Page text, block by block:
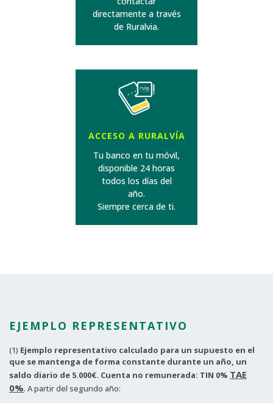
directamente a través
de Ruralvia.
ACCESO A RURALVÍA
Tu banco en tu móvil,
disponible 24 horas
todos los días del
año.
Siempre cerca de ti.
EJEMPLO REPRESENTATIVO
(1) Ejemplo representativo calculado para un supuesto en el
que se mantenga de forma constante durante un año, un
saldo diario de 5.000€. Cuenta no remunerada: TIN 0% TAE
0%. A partir del segundo año: